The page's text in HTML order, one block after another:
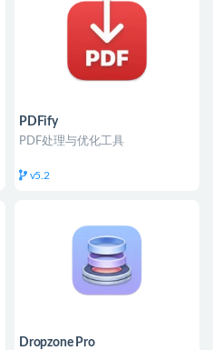
PDFify
PDF处理与优化工具
v5.2
Dropzone Pro